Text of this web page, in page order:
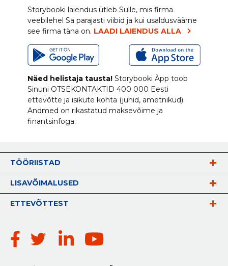
Storybooki laiendus ütleb Sulle, mis firma
veebilehel Sa parajasti viibid ja kui usaldusväärne
see firma täna on. LAADI LAIENDUS ALLA
Näed helistaja tausta! Storybooki Äpp toob
Sinuni OTSEKONTAKTID 400 000 Eesti
ettevõtte ja isikute kohta (juhid, ametnikud).
Andmed on rikastatud maksevõime ja
finantsinfoga.
TÖÖRIISTAD
LISAVÕIMALUSED
ETTEVÕTTEST